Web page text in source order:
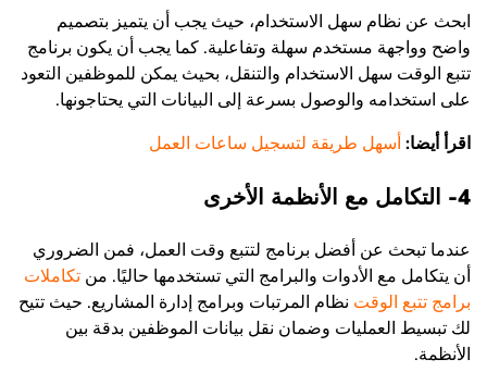
ابحث عن نظام سهل الاستخدام، حيث يجب أن يتميز بتصميم
واضح وواجهة مستخدم سهلة وتفاعلية. كما يجب أن يكون برنامج
تتبع الوقت سهل الاستخدام والتنقل، بحيث يمكن للموظفين التعود
على استخدامه والوصول بسرعة إلى البيانات التي يحتاجونها.
اقرأ أيضا:أسهل طريقة لتسجيل ساعات العمل
4- التكامل مع الأنظمة الأخرى
عندما تبحث عن أفضل برنامج لتتبع وقت العمل، فمن الضروري
أن يتكامل مع الأدوات والبرامج التي تستخدمها حاليًا. من تكاملات
برامج تتبع الوقت نظام المرتبات وبرامج إدارة المشاريع. حيث تتيح
لك تبسيط العمليات وضمان نقل بيانات الموظفين بدقة بين
الأنظمة.